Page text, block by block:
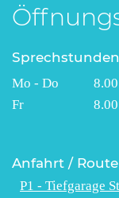
Mo - Do 8.00
Fr 8.00 –
Anfahrt /
P1 - Tiefgarage